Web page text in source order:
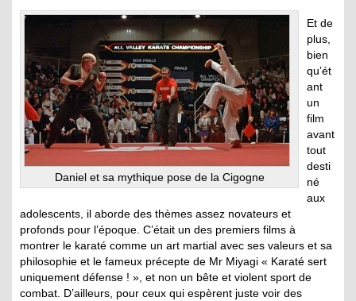
Daniel et sa mythique pose de la Cigogne
Et de
plus,
bien
qu’ét
ant
un
film
avant
tout
desti
né
aux
adolescents, il aborde des thèmes assez novateurs et
profonds pour l’époque. C’était un des premiers films à
montrer le karaté comme un art martial avec ses valeurs et sa
philosophie et le fameux précepte de Mr Miyagi « Karaté sert
uniquement défense ! », et non un bête et violent sport de
combat. D’ailleurs, pour ceux qui espèrent juste voir des